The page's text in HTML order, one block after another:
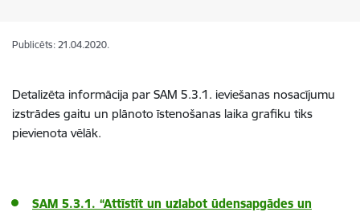
Publicēts: 21.04.2020.
Detalizēta informācija par SAM 5.3.1. ieviešanas nosacījumu
izstrādes gaitu un plānoto īstenošanas laika grafiku tiks
pievienota vēlāk.
SAM 5.3.1. “Attīstīt un uzlabot ūdensapgādes un